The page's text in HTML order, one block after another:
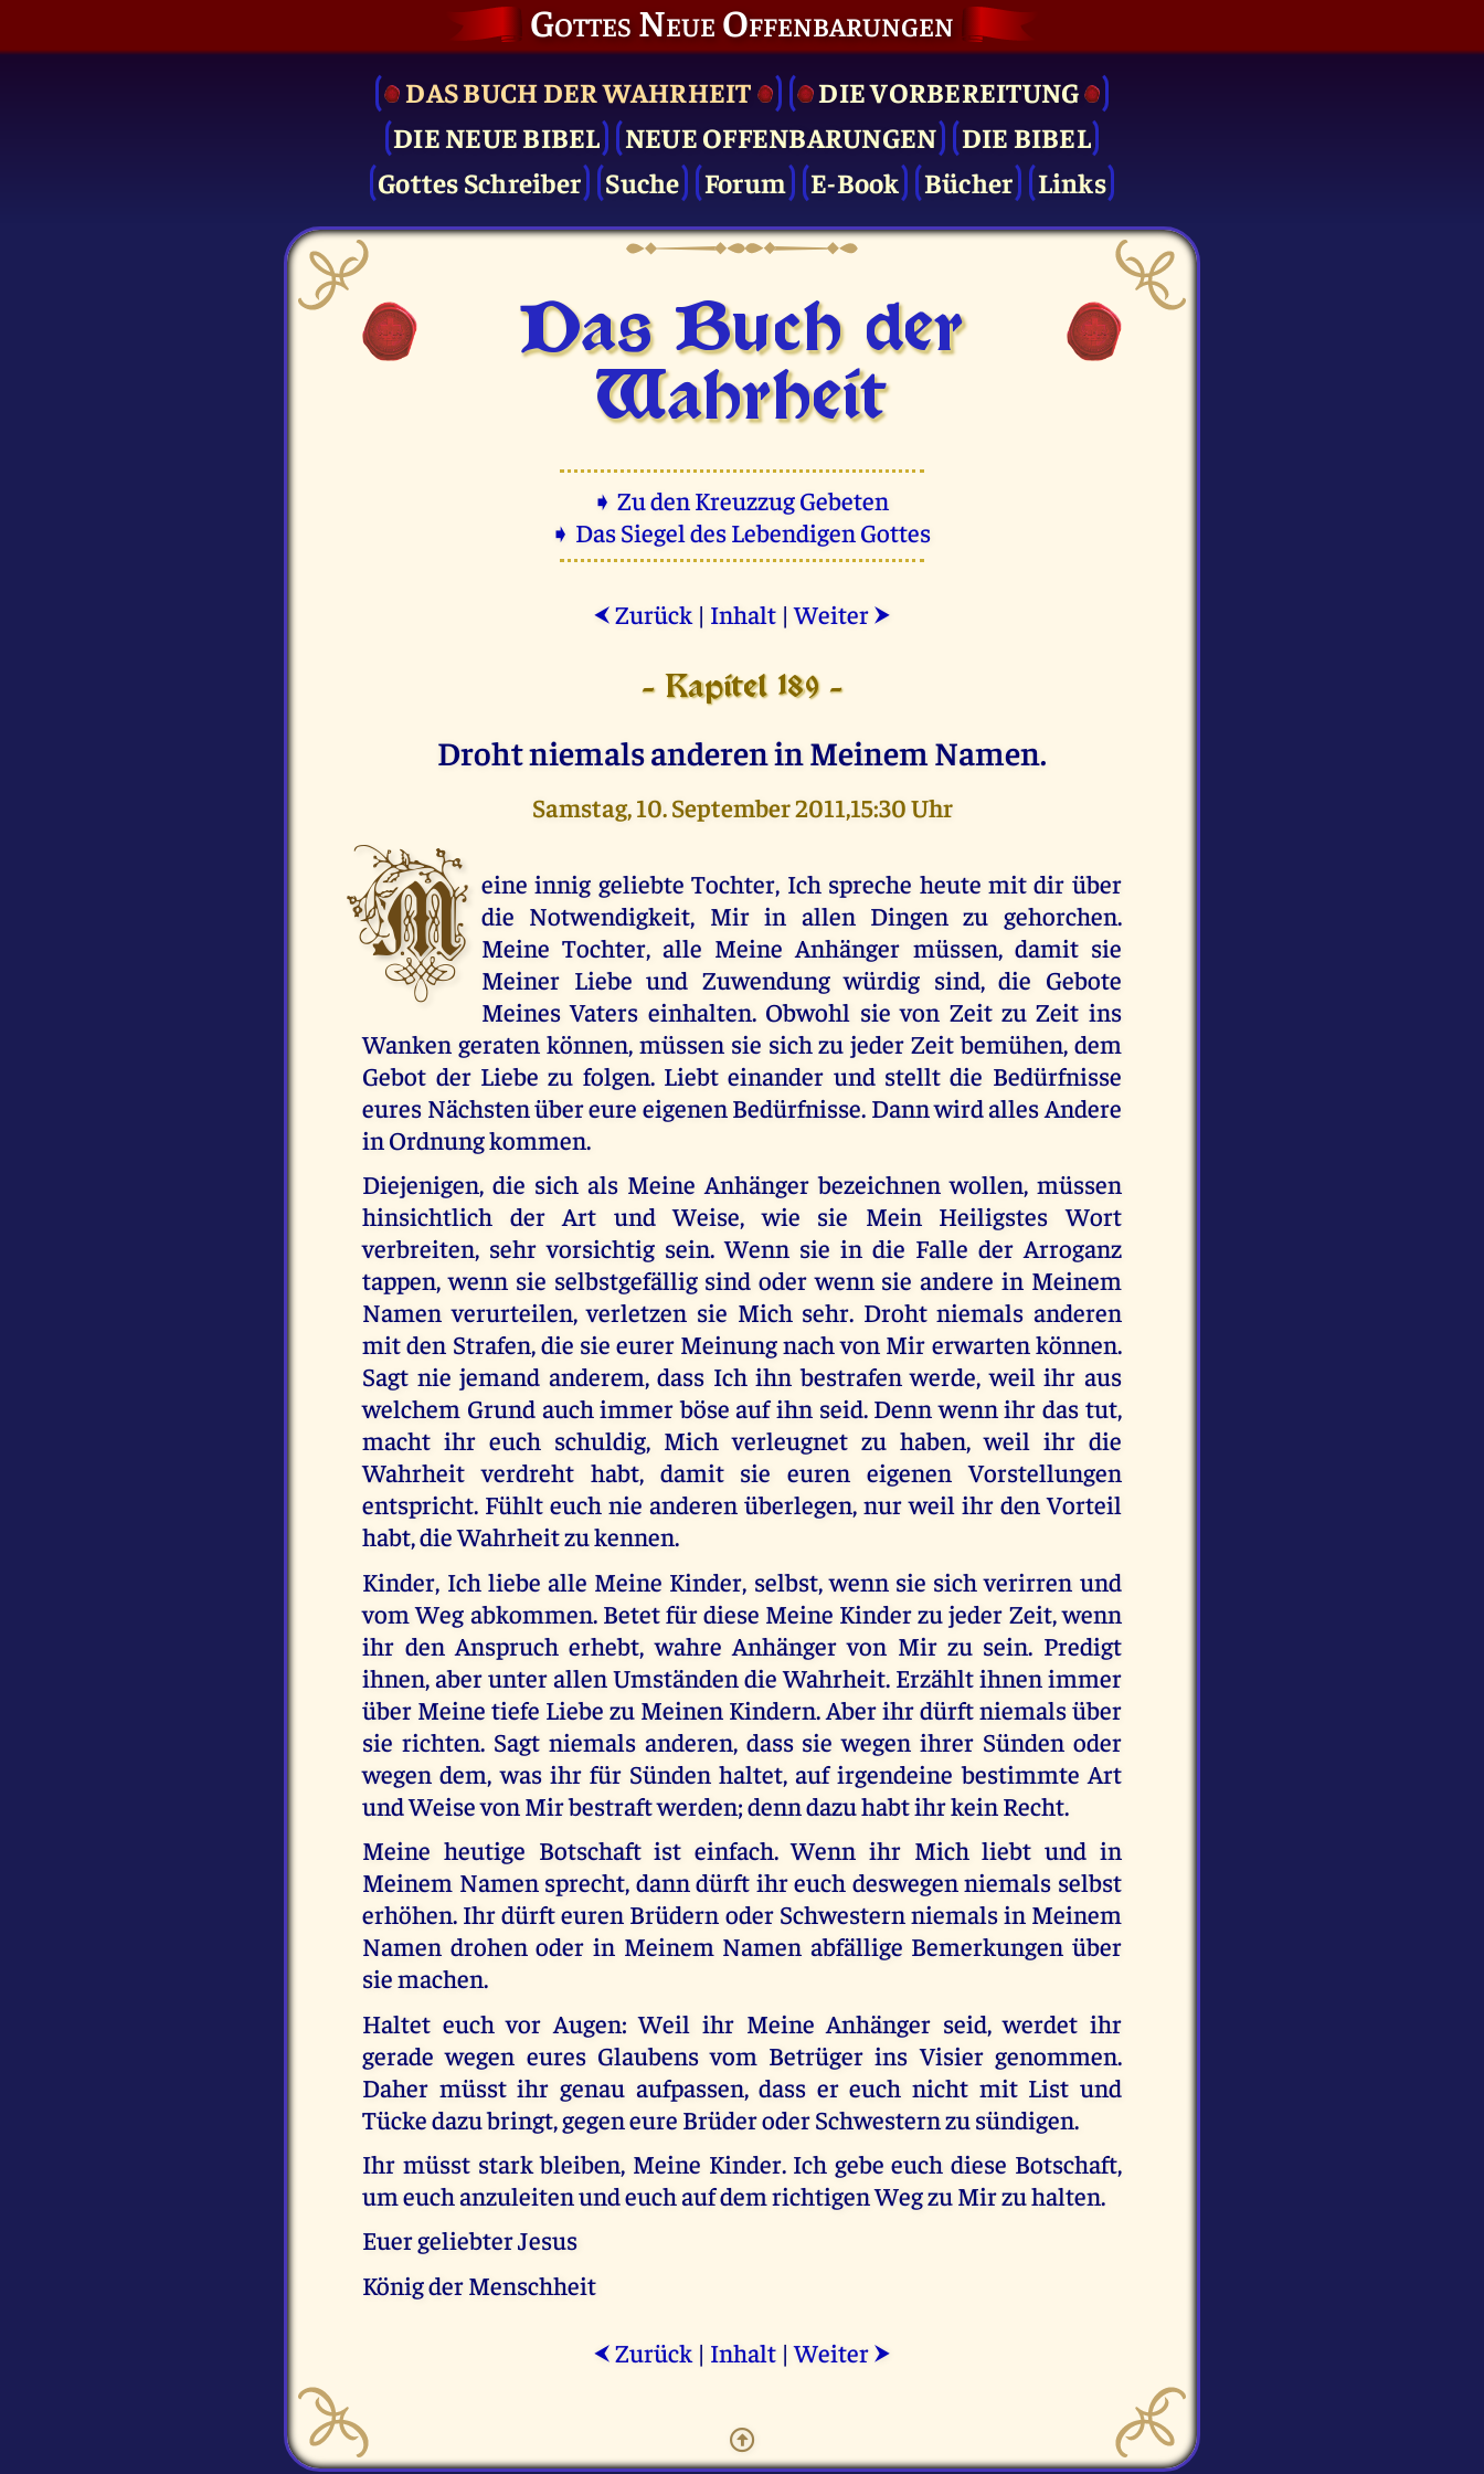
Gottes Neue Offenbarungen
DAS BUCH DER WAHRHEIT
DIE VOR­BEREITUNG
DIE NEUE BIBEL
NEUE OFFENBARUNGEN
DIE BIBEL
Gottes Schreiber
Suche Forum E-Book Bücher Links
Das Buch der
Wahrheit
➧ Zu den Kreuzzug Gebeten
➧ Das Siegel des Lebendigen Gottes
⮜ Zurück | Inhalt |Weiter ⮞
- Kapitel 189 -
Droht niemals anderen in Meinem Namen.
Samstag, 10. September 2011,15:30 Uhr
M eine innig geliebte Tochter, Ich spreche heute mit dir über
die Notwendigkeit, Mir in allen Dingen zu gehorchen.
Meine Tochter, alle Meine Anhänger müssen, damit sie
Meiner Liebe und Zuwendung würdig sind, die Gebote
Meines Vaters einhalten. Obwohl sie von Zeit zu Zeit ins
Wanken geraten können, müssen sie sich zu jeder Zeit bemühen, dem
Gebot der Liebe zu folgen. Liebt einander und stellt die Bedürfnisse
eures Nächsten über eure eigenen Bedürfnisse. Dann wird alles Andere
in Ordnung kommen.
Diejenigen, die sich als Meine Anhänger bezeichnen wollen, müssen
hinsichtlich der Art und Weise, wie sie Mein Heiligstes Wort
verbreiten, sehr vorsichtig sein. Wenn sie in die Falle der Arroganz
tappen, wenn sie selbstgefällig sind oder wenn sie andere in Meinem
Namen verurteilen, verletzen sie Mich sehr. Droht niemals anderen
mit den Strafen, die sie eurer Meinung nach von Mir erwarten können.
Sagt nie jemand anderem, dass Ich ihn bestrafen werde, weil ihr aus
welchem Grund auch immer böse auf ihn seid. Denn wenn ihr das tut,
macht ihr euch schuldig, Mich verleugnet zu haben, weil ihr die
Wahrheit verdreht habt, damit sie euren eigenen Vorstellungen
entspricht. Fühlt euch nie anderen überlegen, nur weil ihr den Vorteil
habt, die Wahrheit zu kennen.
Kinder, Ich liebe alle Meine Kinder, selbst, wenn sie sich verirren und
vom Weg abkommen. Betet für diese Meine Kinder zu jeder Zeit, wenn
ihr den Anspruch erhebt, wahre Anhänger von Mir zu sein. Predigt
ihnen, aber unter allen Umständen die Wahrheit. Erzählt ihnen immer
über Meine tiefe Liebe zu Meinen Kindern. Aber ihr dürft niemals über
sie richten. Sagt niemals anderen, dass sie wegen ihrer Sünden oder
wegen dem, was ihr für Sünden haltet, auf irgendeine bestimmte Art
und Weise von Mir bestraft werden; denn dazu habt ihr kein Recht.
Meine heutige Botschaft ist einfach. Wenn ihr Mich liebt und in
Meinem Namen sprecht, dann dürft ihr euch deswegen niemals selbst
erhöhen. Ihr dürft euren Brüdern oder Schwestern niemals in Meinem
Namen drohen oder in Meinem Namen abfällige Bemerkungen über
sie machen.
Haltet euch vor Augen: Weil ihr Meine Anhänger seid, werdet ihr
gerade wegen eures Glaubens vom Betrüger ins Visier genommen.
Daher müsst ihr genau aufpassen, dass er euch nicht mit List und
Tücke dazu bringt, gegen eure Brüder oder Schwestern zu sündigen.
Ihr müsst stark bleiben, Meine Kinder. Ich gebe euch diese Botschaft,
um euch anzuleiten und euch auf dem richtigen Weg zu Mir zu halten.
Euer geliebter Jesus
König der Menschheit
⮜ Zurück | Inhalt |Weiter ⮞